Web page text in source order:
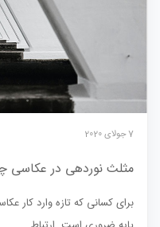
7 جولای 2020
مثلث نوردهی در
برای کسانی که تازه وارد کار